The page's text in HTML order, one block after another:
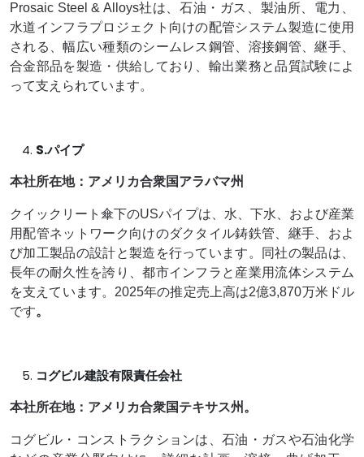
Prosaic Steel & Alloys社は、石油・ガス、製油所、電力、
水道インフラプロジェクト向けの配管システム製造に使用
される、幅広い種類のシームレス鋼管、溶接鋼管、継手、
合金部品を製造・供給しており、輸出業務と品質試験によ
って支えられています。
S.パイプ
本社所在地：アメリカ合衆国アラバマ州
クイックリート傘下のUSパイプは、水、下水、および産業
用配管ネットワーク向けのダクタイル鋳鉄管、継手、およ
び加工製品の設計と製造を行っています。同社の製品は、
長年の耐久性を誇り、都市インフラと産業用流体システム
を支えています。2025年の推定売上高は2億3,870万米ドル
です。
コグビル建設有限責任会社
本社所在地：アメリカ合衆国テキサス州。
コグビル・コンストラクションは、石油・ガスや石油化学